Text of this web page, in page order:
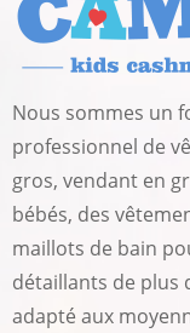
Nous sommes un
professionnel de
gros, vendant en
bébés, des
maillots de bain
détaillants de plus
adapté aux